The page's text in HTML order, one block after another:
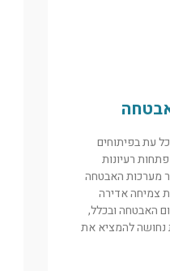
עת בפיתוחים
רעיונות
מערכות האבטחה
צמיחה אדירה
האבטחה ובכלל,
נחושה להמציא את